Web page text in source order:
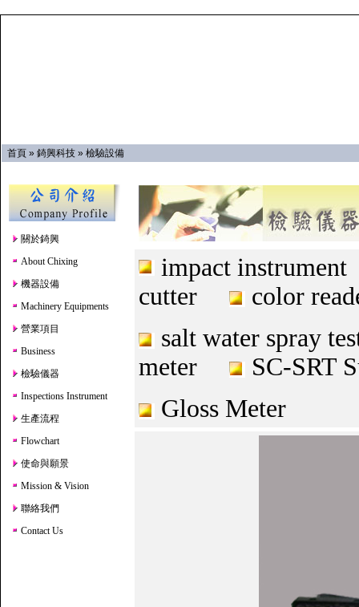
首頁 » 錡興科技 » 檢驗設備
關於錡興
About Chixing
機器設備
Machinery Equipments
營業項目
Business
檢驗儀器
Inspections Instrument
生產流程
Flowchart
使命與願景
Mission & Vision
聯絡我們
Contact Us
impact
cutter
color
salt water
meter
SC-SRT
Gloss Meter